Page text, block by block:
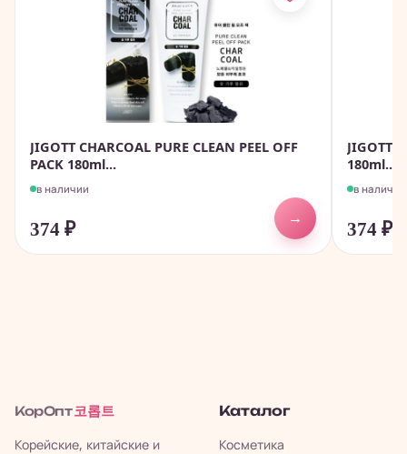
JIGOTT CHARCOAL PURE CLEAN PEEL OFF
PACK 180ml...
в наличии
374 ₽
→
JIGOTT
180ml...
в наличии
374₽
КорОпт 코롭트
Корейские, китайские и
Каталог
Косметика